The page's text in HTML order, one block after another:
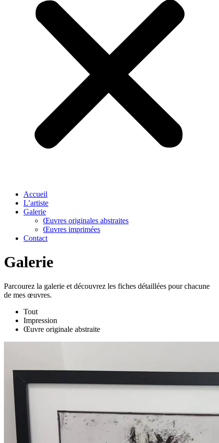
Accueil
L’artiste
Galerie
Œuvres originales abstraites
Œuvres imprimées
Contact
Galerie
Parcourez la galerie et découvrez les fiches détaillées pour chacune
de mes œuvres.
Tout
Impression
Œuvre originale abstraite